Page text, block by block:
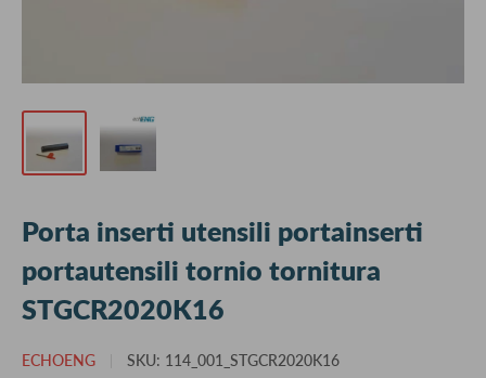
Porta inserti utensili portainserti
portautensili tornio tornitura
STGCR2020K16
ECHOENG SKU: 114_001_STGCR2020K16